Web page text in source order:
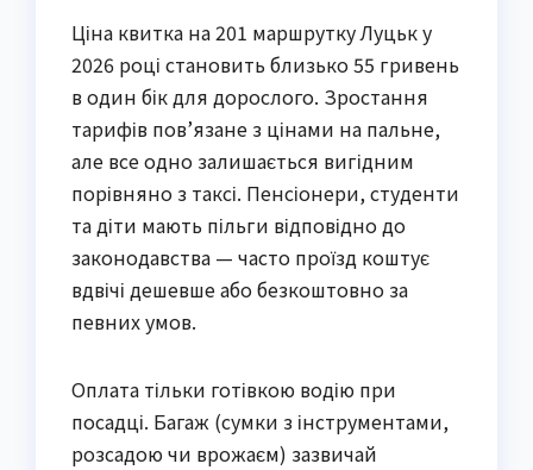
Ціна квитка на 201 маршрутку Луцьк у
2026 році становить близько 55 гривень
в один бік для дорослого. Зростання
тарифів пов’язане з цінами на пальне,
але все одно залишається вигідним
порівняно з таксі. Пенсіонери, студенти
та діти мають пільги відповідно до
законодавства — часто проїзд коштує
вдвічі дешевше або безкоштовно за
певних умов.
Оплата тільки готівкою водію при
посадці. Багаж (сумки з інструментами,
розсадою чи врожаєм) зазвичай